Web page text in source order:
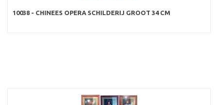
10038 - CHINEES OPERA SCHILDERIJ GROOT 34 CM